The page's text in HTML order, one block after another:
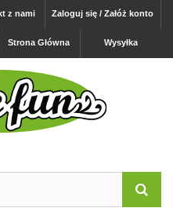
Zaloguj się / Załóż konto
z nami
Wysyłka
Strona Główna